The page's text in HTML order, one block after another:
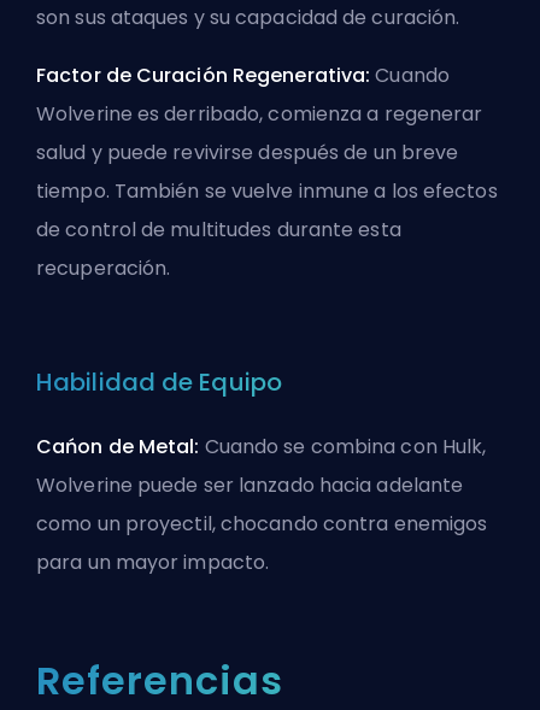
son sus ataques y su capacidad de curación.
Factor de Curación Regenerativa: Cuando
Wolverine es derribado, comienza a regenerar
salud y puede revivirse después de un breve
tiempo. También se vuelve inmune a los efectos
de control de multitudes durante esta
recuperación.
Habilidad de Equipo
Cańon de Metal: Cuando se combina con Hulk,
Wolverine puede ser lanzado hacia adelante
como un proyectil, chocando contra enemigos
para un mayor impacto.
Referencias